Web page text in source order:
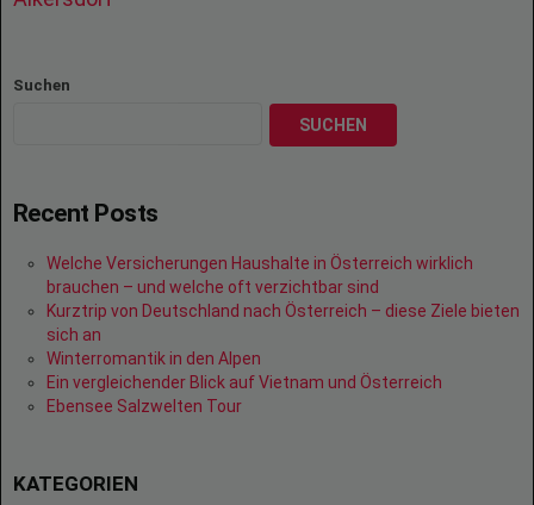
Suchen
SUCHEN
Recent Posts
Welche Versicherungen Haushalte in Österreich wirklich
brauchen – und welche oft verzichtbar sind
Kurztrip von Deutschland nach Österreich – diese Ziele bieten
sich an
Winterromantik in den Alpen
Ein vergleichender Blick auf Vietnam und Österreich
Ebensee Salzwelten Tour
KATEGORIEN